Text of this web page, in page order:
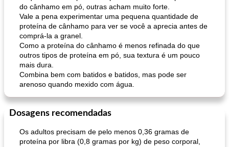
do cânhamo em pó, outras acham muito forte.
Vale a pena experimentar uma pequena quantidade de
proteína de cânhamo para ver se você a aprecia antes de
comprá-la a granel.
Como a proteína do cânhamo é menos refinada do que
outros tipos de proteína em pó, sua textura é um pouco
mais dura.
Combina bem com batidos e batidos, mas pode ser
arenoso quando mexido com água.
Dosagens recomendadas
Os adultos precisam de pelo menos 0,36 gramas de
proteína por libra (0,8 gramas por kg) de peso corporal,